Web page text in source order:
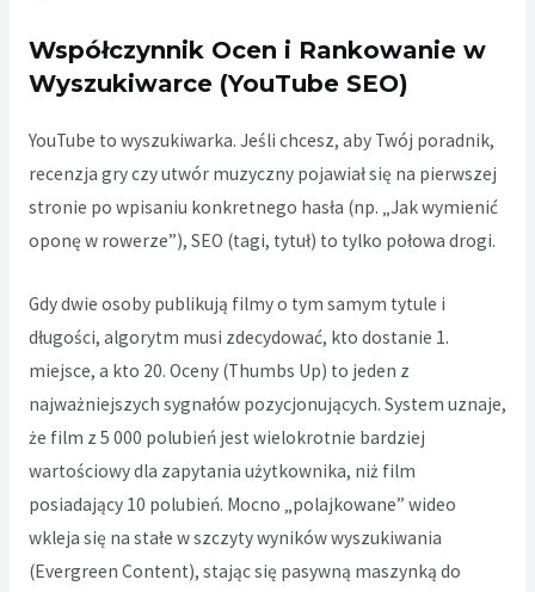
Współczynnik Ocen i Rankowanie w
Wyszukiwarce (YouTube SEO)
YouTube to wyszukiwarka. Jeśli chcesz, aby Twój poradnik,
recenzja gry czy utwór muzyczny pojawiał się na pierwszej
stronie po wpisaniu konkretnego hasła (np. „Jak wymienić
oponę w rowerze”), SEO (tagi, tytuł) to tylko połowa drogi.
Gdy dwie osoby publikują filmy o tym samym tytule i
długości, algorytm musi zdecydować, kto dostanie 1.
miejsce, a kto 20. Oceny (Thumbs Up) to jeden z
najważniejszych sygnałów pozycjonujących. System uznaje,
że film z 5 000 polubień jest wielokrotnie bardziej
wartościowy dla zapytania użytkownika, niż film
posiadający 10 polubień. Mocno „polajkowane” wideo
wkleja się na stałe w szczyty wyników wyszukiwania
(Evergreen Content), stając się pasywną maszynką do